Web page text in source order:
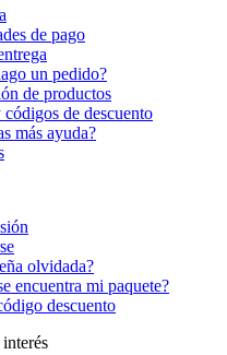
de pago
un pedido?
de productos
de descuento
más ayuda?
olvidada?
encuentra mi paquete?
descuento